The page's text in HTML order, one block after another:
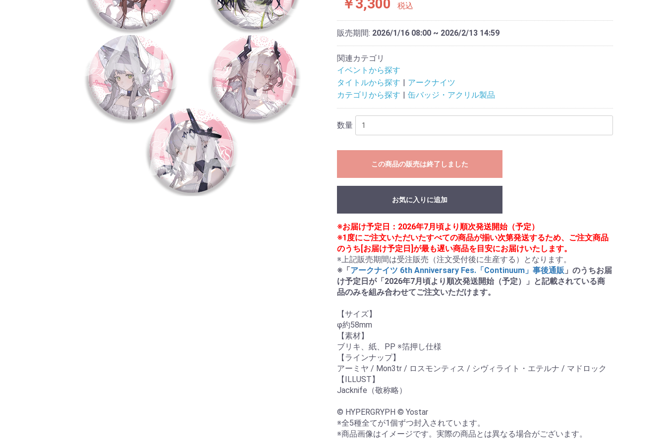
￥3,300 税込
販売期間: 2026/1/16 08:00 ~ 2026/2/13 14:59
関連カテゴリ
イベントから探す
タイトルから探す
アークナイツ
カテゴリから探す
缶バッジ・アクリル製品
数量
この商品の販売は終了しました
お気に入りに追加
※お届け予定日：2026年7月頃より順次発送開始（予定）
※1度にご注文いただいたすべての商品が揃い次第発送するため、ご注文商品
のうち[お届け予定日]が最も遅い商品を目安にお届けいたします。
※「アークナイツ 6th Anniversary Fes.「Continuum」事後通販 」のうちお届
け予定日が「2026年7月頃より順次発送開始（予定）」と記載されている商
品のみを組み合わせてご注文いただけます。
【サイズ】
φ約58mm
【素材】
ブリキ、紙、PP ※箔押し仕様
【ラインナップ】
アーミヤ / Mon3tr / ロスモンティス / シヴィライト・エテルナ / マドロック
【ILLUST】
Jacknife（敬称略）
© HYPERGRYPH © Yostar
※全5種全てが1個ずつ封入されています。
※商品画像はイメージです。実際の商品とは異なる場合がございます。